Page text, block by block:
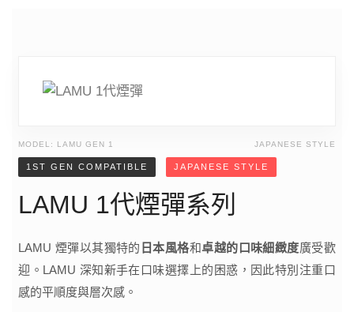
MODEL: LAMU GEN 1 JAPANESE STYLE
1ST GEN COMPATIBLE JAPANESE STYLE
LAMU 1代煙彈系列
LAMU 煙彈以其獨特的 日本風格和卓越的口味細緻度廣受歡
迎。LAMU 深知新手在口味選擇上的困惑，因此特別注重口
感的平順度與層次感。